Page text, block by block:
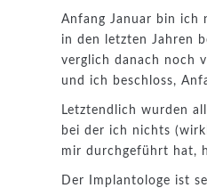
Anfang Januar bin ich
in den letzten Jahren
verglich danach noch
und ich beschloss,
Letztendlich wurden
bei der ich nichts
mir durchgeführt hat,
Der Implantologe ist